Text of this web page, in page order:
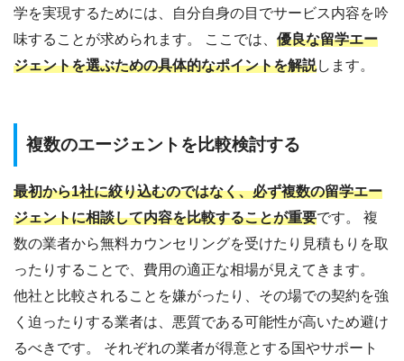
学を実現するためには、自分自身の目でサービス内容を吟
味することが求められます。 ここでは、 優良な留学エー
ジェントを選ぶための具体的なポイントを解説します。
複数のエージェントを比較検討する
最初から1社に絞り込むのではなく、必ず複数の留学エー
ジェントに相談して内容を比較することが重要です。 複
数の業者から無料カウンセリングを受けたり見積もりを取
ったりすることで、費用の適正な相場が見えてきます。
他社と比較されることを嫌がったり、その場での契約を強
く迫ったりする業者は、悪質である可能性が高いため避け
るべきです。 それぞれの業者が得意とする国やサポート